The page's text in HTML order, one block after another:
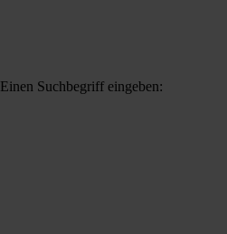
Einen Suchbegriff eingeben: